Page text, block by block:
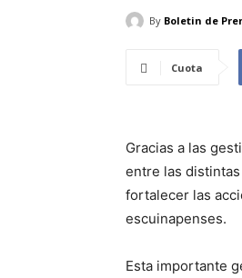
By Boletin de
Cuota
Gracias a las
entre las
fortalecer las
escuinapenses.
Esta importante